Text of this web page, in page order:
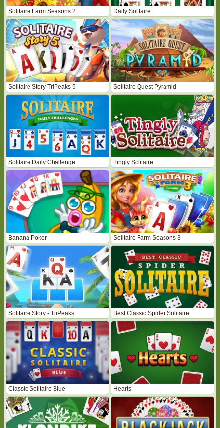
Solitaire Farm Seasons 2 Daily Solitaire
Solitaire Story TriPeaks 5 Solitaire Quest Pyramid
Solitaire Daily Challenge Tingly Solitaire
Banana Poker Solitaire Farm Seasons 3
Solitaire Story - TriPeaks Best Classic Spider Solitaire
Classic Solitaire Blue Hearts